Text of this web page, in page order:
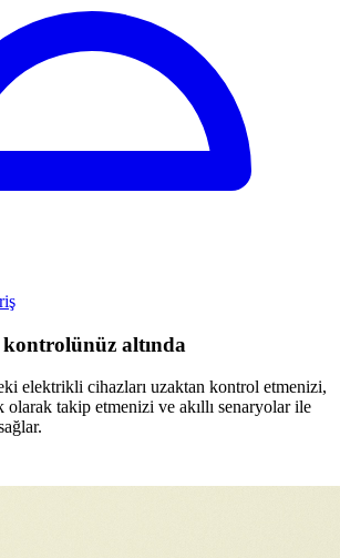
altında
elektrikli cihazları uzaktan kontrol etmenizi,
olarak takip etmenizi ve akıllı senaryolar ile